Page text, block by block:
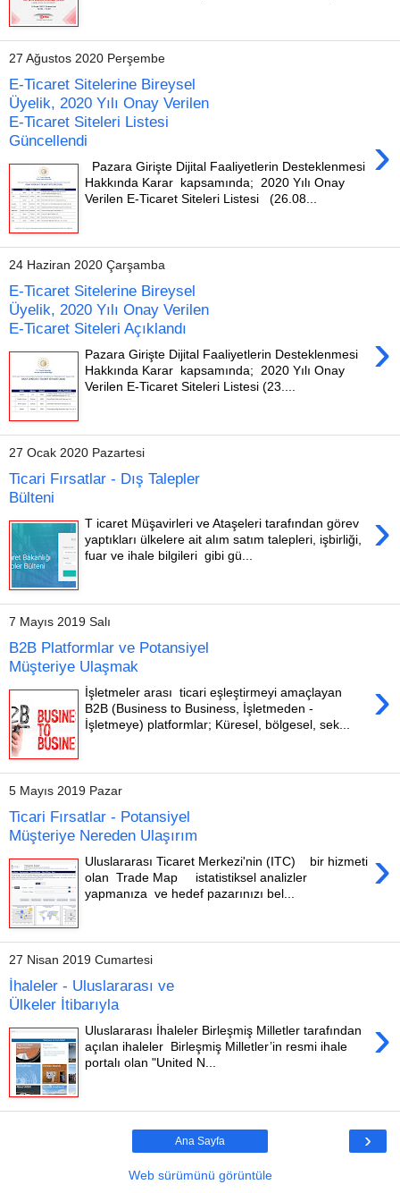
27 Ağustos 2020 Perşembe
E-Ticaret Sitelerine Bireysel
Üyelik, 2020 Yılı Onay Verilen
E-Ticaret Siteleri Listesi
Güncellendi
›
Pazara Girişte Dijital Faaliyetlerin Desteklenmesi
Hakkında Karar kapsamında; 2020 Yılı Onay
Verilen E-Ticaret Siteleri Listesi (26.08...
24 Haziran 2020 Çarşamba
E-Ticaret Sitelerine Bireysel
Üyelik, 2020 Yılı Onay Verilen
E-Ticaret Siteleri Açıklandı
›
Pazara Girişte Dijital Faaliyetlerin Desteklenmesi
Hakkında Karar kapsamında; 2020 Yılı Onay
Verilen E-Ticaret Siteleri Listesi (23....
27 Ocak 2020 Pazartesi
Ticari Fırsatlar - Dış Talepler
Bülteni
›
T icaret Müşavirleri ve Ataşeleri tarafından görev
yaptıkları ülkelere ait alım satım talepleri, işbirliği,
fuar ve ihale bilgileri gibi gü...
7 Mayıs 2019 Salı
B2B Platformlar ve Potansiyel
Müşteriye Ulaşmak
›
İşletmeler arası ticari eşleştirmeyi amaçlayan
B2B (Business to Business, İşletmeden -
İşletmeye) platformlar; Küresel, bölgesel, sek...
5 Mayıs 2019 Pazar
Ticari Fırsatlar - Potansiyel
Müşteriye Nereden Ulaşırım
›
Uluslararası Ticaret Merkezi'nin (ITC) bir hizmeti
olan Trade Map istatistiksel analizler
yapmanıza ve hedef pazarınızı bel...
27 Nisan 2019 Cumartesi
İhaleler - Uluslararası ve
Ülkeler İtibarıyla
›
Uluslararası İhaleler Birleşmiş Milletler tarafından
açılan ihaleler Birleşmiş Milletler’in resmi ihale
portalı olan "United N...
›
Ana Sayfa
Web sürümünü görüntüle